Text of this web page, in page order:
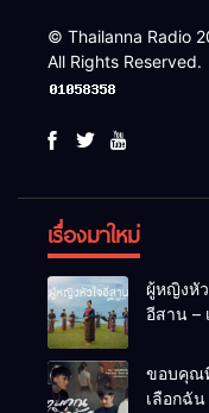
© Thailanna Radio
All Rights Reserved.
เรื่องมาใหม่
ผู้หญิงหั
อีสาน –
[COVER
ขอบคุณ
เลือกฉัน